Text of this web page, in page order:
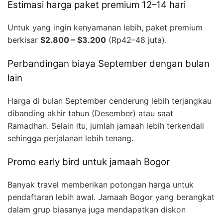
Estimasi harga paket premium 12–14 hari
Untuk yang ingin kenyamanan lebih, paket premium
berkisar $2.800 – $3.200 (Rp42–48 juta).
Perbandingan biaya September dengan bulan
lain
Harga di bulan September cenderung lebih terjangkau
dibanding akhir tahun (Desember) atau saat
Ramadhan. Selain itu, jumlah jamaah lebih terkendali
sehingga perjalanan lebih tenang.
Promo early bird untuk jamaah Bogor
Banyak travel memberikan potongan harga untuk
pendaftaran lebih awal. Jamaah Bogor yang berangkat
dalam grup biasanya juga mendapatkan diskon